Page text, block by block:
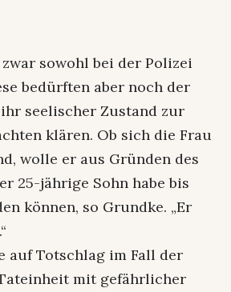
sowohl bei der Polizei
bedürften aber noch der
seelischer Zustand zur
klären. Ob sich die Frau
wolle er aus Gründen des
25-jährige Sohn habe bis
können, so Grundke. „Er
auf Totschlag im Fall der
mit gefährlicher